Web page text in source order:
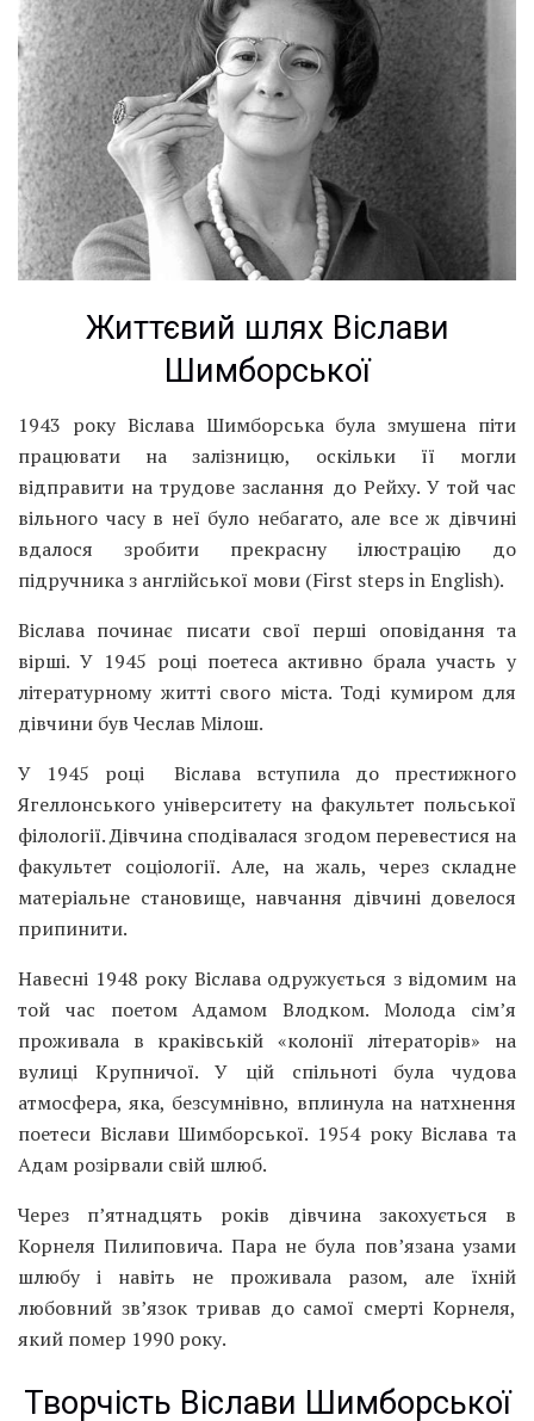
Життєвий шлях Віслави
Шимборської
1943 року Віслава Шимборська була змушена піти
працювати на залізницю, оскільки її могли
відправити на трудове заслання до Рейху. У той час
вільного часу в неї було небагато, але все ж дівчині
вдалося зробити прекрасну ілюстрацію до
підручника з англійської мови (First steps in English).
Віслава починає писати свої перші оповідання та
вірші. У 1945 році поетеса активно брала участь у
літературному житті свого міста. Тоді кумиром для
дівчини був Чеслав Мілош.
У 1945 році Віслава вступила до престижного
Ягеллонського університету на факультет польської
філології. Дівчина сподівалася згодом перевестися на
факультет соціології. Але, на жаль, через складне
матеріальне становище, навчання дівчині довелося
припинити.
Навесні 1948 року Віслава одружується з відомим на
той час поетом Адамом Влодком. Молода сім’я
проживала в краківській «колонії літераторів» на
вулиці Крупничої. У цій спільноті була чудова
атмосфера, яка, безсумнівно, вплинула на натхнення
поетеси Віслави Шимборської. 1954 року Віслава та
Адам розірвали свій шлюб.
Через п’ятнадцять років дівчина закохується в
Корнеля Пилиповича. Пара не була пов’язана узами
шлюбу і навіть не проживала разом, але їхній
любовний зв’язок тривав до самої смерті Корнеля,
який помер 1990 року.
Творчість Віслави Шимборської